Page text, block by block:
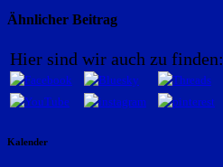
Ähnlicher Beitrag
Hier sind wir auch zu finden:
Kalender